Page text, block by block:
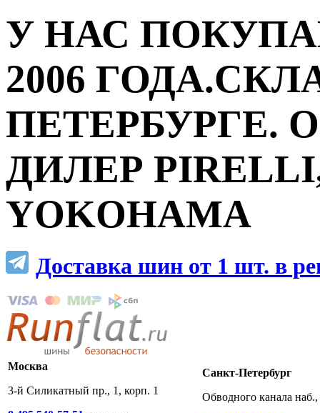
У НАС
2006
ПЕТЕРБУРГЕ.
ДИЛЕР
YOKOHAMA
Доставка шин от 1 шт. в
Москва
3-й Силикатный пр., 1, корп. 1
Санкт-Петербург
Обводного канала